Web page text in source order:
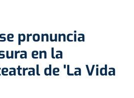
pronuncia
en la
de 'La Vida